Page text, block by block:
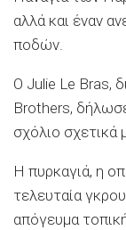
αλλά και έναν
ποδών.
Ο Julie Le Bras,
Brothers,
σχόλιο σχετικά
Η πυρκαγιά, η
τελευταία
απόγευμα